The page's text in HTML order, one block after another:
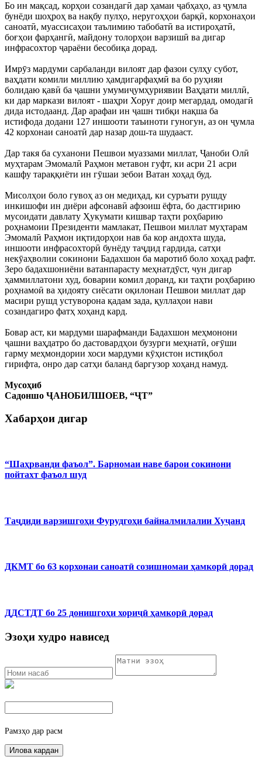
Бо ин мақсад, корҳои созандагӣ дар ҳамаи ҷабҳаҳо, аз ҷумла
бунёди шоҳроҳ ва нақбу пулҳо, неругоҳҳои барқӣ, корхонаҳои
саноатӣ, муассисаҳои таълимию табобатӣ ва истироҳатӣ,
боғҳои фарҳангӣ, майдону толорҳои варзишӣ ва дигар
инфрасохтор ҷараёни бесобиқа дорад.
Имрӯз мардуми сарбаланди вилоят дар фазои сулҳу субот,
ваҳдати комили миллию ҳамдигарфаҳмӣ ва бо руҳияи
болидаю қавӣ ба ҷашни умумиҷумҳуриявии Ваҳдати миллӣ,
ки дар маркази вилоят - шаҳри Хоруғ доир мегардад, омодагӣ
дида истодаанд. Дар арафаи ин ҷашн тибқи нақша ба
истифода додани 127 иншооти таъиноти гуногун, аз он ҷумла
42 корхонаи саноатӣ дар назар дош-та шудааст.
Дар такя ба суханони Пешвои муаззами миллат, Ҷаноби Олӣ
муҳтарам Эмомалӣ Раҳмон метавон гуфт, ки асри 21 асри
кашфу тараққиёти ин гӯшаи зебои Ватан хоҳад буд.
Мисолҳои боло гувоҳ аз он медиҳад, ки суръати рушду
инкишофи ин диёри афсонавӣ афзоиш ёфта, бо дастгирию
мусоидати давлату Ҳукумати кишвар таҳти роҳбарию
роҳнамоии Президенти мамлакат, Пешвои миллат муҳтарам
Эмомалӣ Раҳмон иқтидорҳои нав ба кор андохта шуда,
иншооти инфрасохторӣ бунёду таҷдид гардида, сатҳи
некӯаҳволии сокинони Бадахшон ба маротиб боло хоҳад рафт.
Зеро бадахшониёни ватанпарасту меҳнатдӯст, чун дигар
ҳаммиллатони худ, боварии комил доранд, ки таҳти роҳбарию
роҳнамоӣ ва ҳидояту сиёсати оқилонаи Пешвои миллат дар
масири рушд устуворона қадам зада, қуллаҳои нави
созандагиро фатҳ хоҳанд кард.
Бовар аст, ки мардуми шарафманди Бадахшон меҳмонони
ҷашни ваҳдатро бо дастовардҳои бузурги меҳнатӣ, оғӯши
гарму меҳмондории хоси мардуми кӯҳистон истиқбол
гирифта, онро дар сатҳи баланд баргузор хоҳанд намуд.
Мусоҳиб
Садоншо ҶАНОБИЛШОЕВ, “ҶТ”
Хабарҳои дигар
“Шаҳрванди фаъол”. Барномаи наве барои сокинони
пойтахт фаъол шуд
Таҷдиди варзишгоҳи Фурудгоҳи байналмилалии Хуҷанд
ДКМТ бо 63 корхонаи саноатӣ созишномаи ҳамкорӣ дорад
ДДСТДТ бо 25 донишгоҳи хориҷӣ ҳамкорӣ дорад
Эзоҳи худро нависед
Рамзҳо дар расм